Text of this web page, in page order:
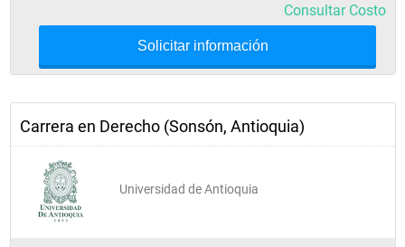
Consultar Costo
Solicitar información
Carrera en Derecho (Sonsón, Antioquia)
Universidad de Antioquia